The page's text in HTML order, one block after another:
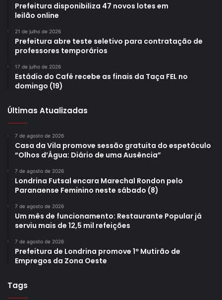
Prefeitura disponibiliza 47 novos lotes em
leilão online
21 de julho de 2026
Prefeitura abre teste seletivo para contratação de
professores temporários
17 de julho de 2026
Estádio do Café recebe as finais da Taça FEL no
domingo (19)
Últimas Atualizadas
7 de agosto de 2026
Casa da Vila promove sessão gratuita do espetáculo
“Olhos d’Água: Diário de uma Ausência”
7 de agosto de 2026
Londrina Futsal encara Marechal Rondon pelo
Paranaense Feminino neste sábado (8)
7 de agosto de 2026
Um mês de funcionamento: Restaurante Popular já
serviu mais de 12,5 mil refeições
7 de agosto de 2026
Prefeitura de Londrina promove 1º Mutirão de
Empregos da Zona Oeste
Tags